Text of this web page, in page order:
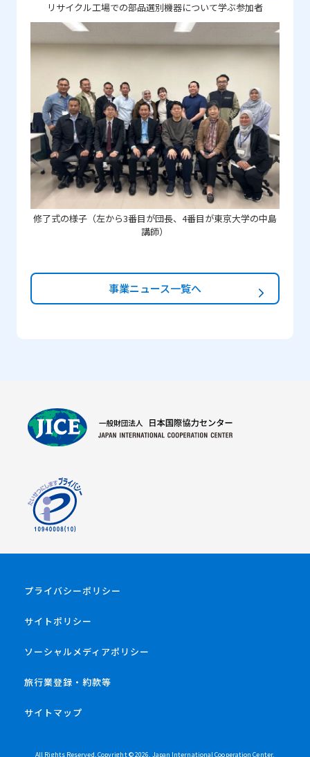
リサイクル工場での部品選別機器について学ぶ参加者
修了式の様子（左から3番目が団長、4番目が東京大学の中島
講師）
事業ニュース一覧へ
プライバシーポリシー
サイトポリシー
ソーシャルメディアポリシー
旅行業登録・約款等
サイトマップ
All Rights Reserved, Copyright ©2026, Japan International Cooperation Center.